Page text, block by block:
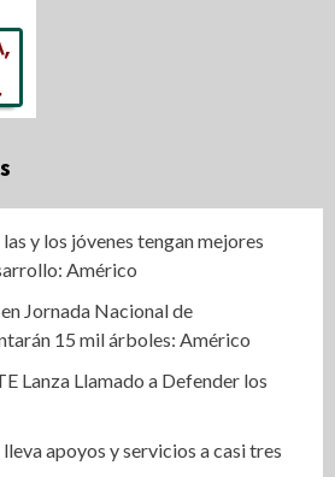
y los jóvenes tengan mejores
Américo
Jornada Nacional de
15 mil árboles: Américo
Lanza Llamado a Defender los
apoyos y servicios a casi tres